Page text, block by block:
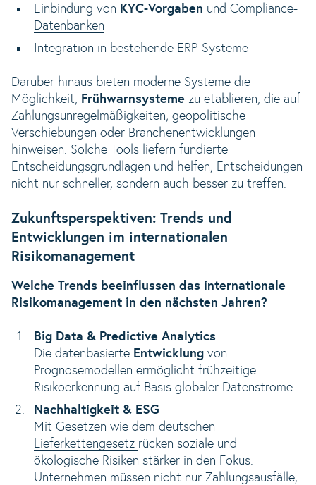
Einbindung von KYC-Vorgaben und Compliance-
Datenbanken
Integration in bestehende ERP-Systeme
Darüber hinaus bieten moderne Systeme die
Möglichkeit, Frühwarnsysteme zu etablieren, die auf
Zahlungsunregelmäßigkeiten, geopolitische
Verschiebungen oder Branchenentwicklungen
hinweisen. Solche Tools liefern fundierte
Entscheidungsgrundlagen und helfen, Entscheidungen
nicht nur schneller, sondern auch besser zu treffen.
Zukunftsperspektiven: Trends und
Entwicklungen im internationalen
Risikomanagement
Welche Trends beeinflussen das internationale
Risikomanagement in den nächsten Jahren?
Big Data & Predictive Analytics
Die datenbasierte Entwicklung von
Prognosemodellen ermöglicht frühzeitige
Risikoerkennung auf Basis globaler Datenströme.
Nachhaltigkeit & ESG
Mit Gesetzen wie dem deutschen
Lieferkettengesetz rücken soziale und
ökologische Risiken stärker in den Fokus.
Unternehmen müssen nicht nur Zahlungsausfälle,